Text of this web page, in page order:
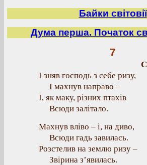
Байки світовії
Дума перша. Початок
7
І зняв господь з себе ризу,
І махнув направо –
І, як маку, різних птахів
Всюди залітало.
Махнув вліво – і, на диво,
Всюди гадь завилась.
Розстелив на землю ризу –
Звірина з’явилась.